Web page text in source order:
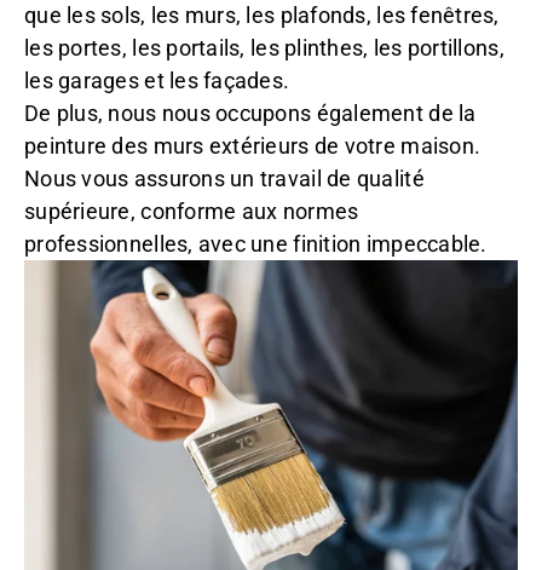
que les sols, les murs, les plafonds, les fenêtres,
les portes, les portails, les plinthes, les portillons,
les garages et les façades.
De plus, nous nous occupons également de la
peinture des murs extérieurs de votre maison.
Nous vous assurons un travail de qualité
supérieure, conforme aux normes
professionnelles, avec une finition impeccable.